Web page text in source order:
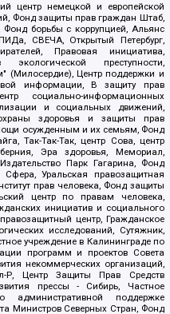
центр немецкой и европейской
Фонд защиты прав граждан Штаб,
Фонд борьбы с коррупцией, Альянс
СВЕЧА, Открытый Петербург,
Правовая инициатива,
преступности,
(Милосердие), Центр поддержки и
информации, В защиту прав
социально-информационных
и социальных движений,
здоровья и защиты прав
осужденным и их семьям, Фонд
Так-Так-Так, центр Сова, центр
Эра здоровья, Мемориал,
Парк Гагарина, Фонд
Уральская правозащитная
прав человека, Фонд защиты
центр по правам человека,
инициатив и социального
центр, Гражданское
исследований, Сутяжник,
учреждение в Калининграде по
программ и проектов Совета
некоммерческих организаций,
Р, Центр Защиты Прав Средств
прессы - Сибирь, Частное
административной поддержке
Министров Северных Стран, Фонд